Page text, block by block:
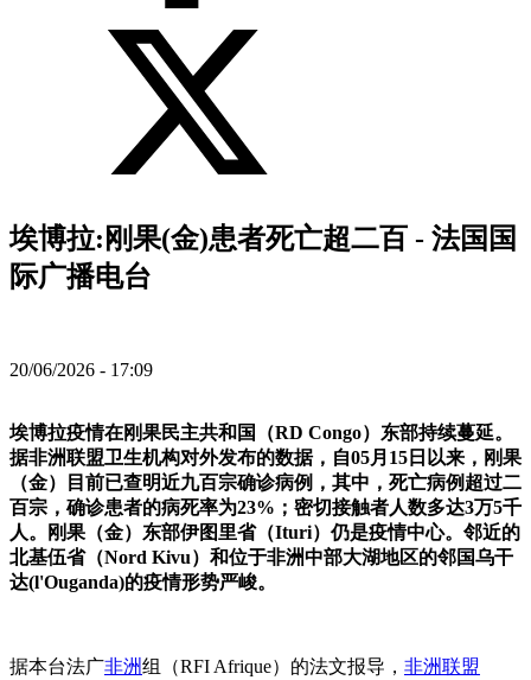
埃博拉:刚果(金)患者死亡超二百 - 法国国
际广播电台
20/06/2026 - 17:09
埃博拉疫情在刚果民主共和国（RD Congo）东部持续蔓延。
据非洲联盟卫生机构对外发布的数据，自05月15日以来，刚果
（金）目前已查明近九百宗确诊病例，其中，死亡病例超过二
百宗，确诊患者的病死率为23%；密切接触者人数多达3万5千
人。刚果（金）东部伊图里省（Ituri）仍是疫情中心。邻近的
北基伍省（Nord Kivu）和位于非洲中部大湖地区的邻国乌干
达(l'Ouganda)的疫情形势严峻。
据本台法广非洲组（RFI Afrique）的法文报导， 非洲联盟